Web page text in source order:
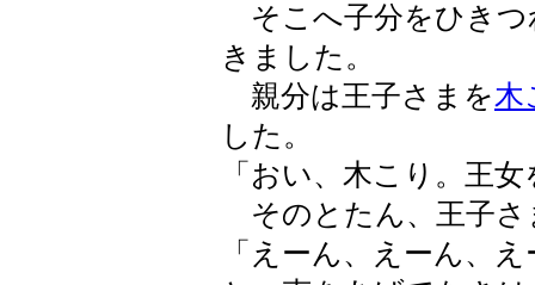
そこへ子分をひきつ
きました。
親分は王子さまを木
した。
「おい、木こり。王
そのとたん、王子さ
「えーん、えーん、